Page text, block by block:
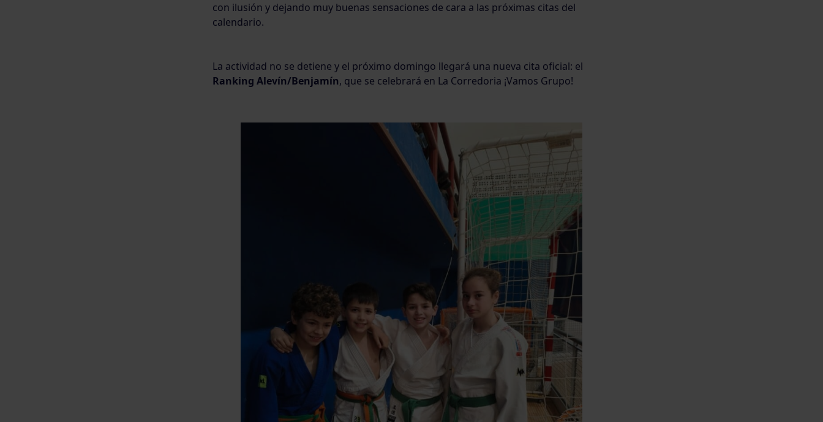
con ilusión y dejando muy buenas sensaciones de cara a las próximas citas del
calendario.
La actividad no se detiene y el próximo domingo llegará una nueva cita oficial: el
Ranking Alevín/Benjamín, que se celebrará en La Corredoria ¡Vamos Grupo!